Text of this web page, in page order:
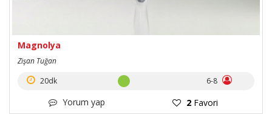
Magnolya
Zişan Tuğan
20dk
6-8
Yorum yap 2 Favori